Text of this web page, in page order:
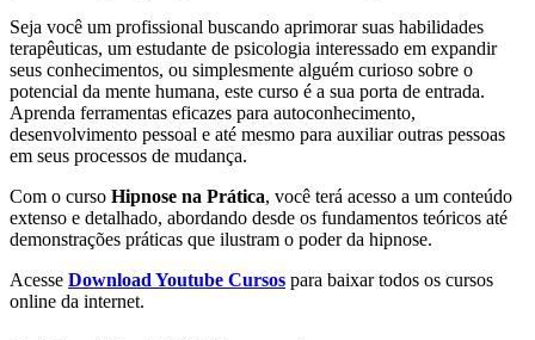
Seja você um profissional buscando aprimorar suas habilidades
terapêuticas, um estudante de psicologia interessado em expandir
seus conhecimentos, ou simplesmente alguém curioso sobre o
potencial da mente humana, este curso é a sua porta de entrada.
Aprenda ferramentas eficazes para autoconhecimento,
desenvolvimento pessoal e até mesmo para auxiliar outras pessoas
em seus processos de mudança.
Com o curso Hipnose na Prática, você terá acesso a um conteúdo
extenso e detalhado, abordando desde os fundamentos teóricos até
demonstrações práticas que ilustram o poder da hipnose.
Acesse Download Youtube Cursos para baixar todos os cursos
online da internet.